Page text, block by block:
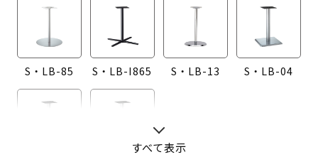
S・LB-85 S・LB-I865 S・LB-13 S・LB-04
すべて表示